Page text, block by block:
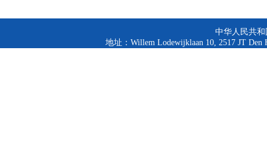
中华人民共
地址：Willem Lodewijklaan 10, 2517 JT Den